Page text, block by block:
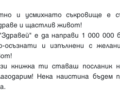
и усмихнато съкровище е
и щастлив живот!
е да направи 1 000 000
осъзнати и изпълнени с
книжка ти ставаш посланик
Нека наистина бъдем